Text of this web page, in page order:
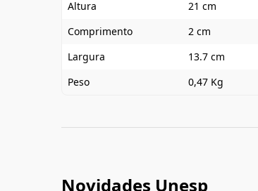
Altura
21 cm
Comprimento
2 cm
Largura
13.7 cm
Peso
0,47 Kg
Novidades Unesp